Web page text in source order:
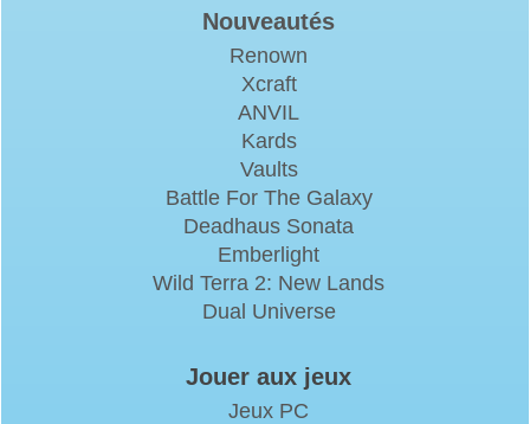
Nouveautés
Renown
Xcraft
ANVIL
Kards
Vaults
Battle For The Galaxy
Deadhaus Sonata
Emberlight
Wild Terra 2: New Lands
Dual Universe
Jouer aux jeux
Jeux PC